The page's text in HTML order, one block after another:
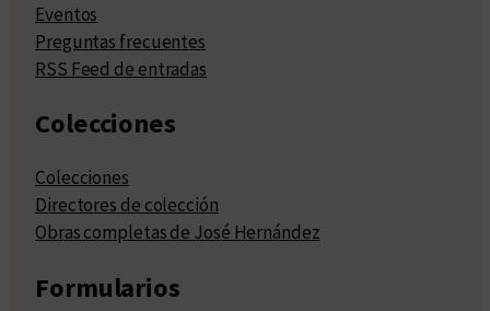
Eventos
Preguntas frecuentes
RSS Feed de entradas
Colecciones
Colecciones
Directores de colección
Obras completas de José Hernández
Formularios